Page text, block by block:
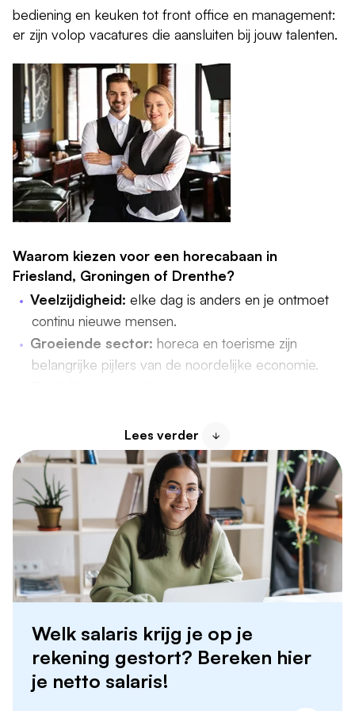
bediening en keuken tot front office en management:
er zijn volop vacatures die aansluiten bij jouw talenten.
Waarom kiezen voor een horecabaan in
Friesland, Groningen of Drenthe?
Veelzijdigheid: elke dag is anders en je ontmoet
continu nieuwe mensen.
Groeiende sector:horeca en toerisme zijn
belangrijke pijlers van de noordelijke economie.
Doorgroeikansen:van medewerker bediening
naar leidinggevende of bedrijfsleider.
Regionale charme: werken op unieke locaties,
van historische binnensteden tot toeristische
hotspots.
Lees verder
Welk salaris krijg je op je
rekening gestort? Bereken hier
je netto salaris!